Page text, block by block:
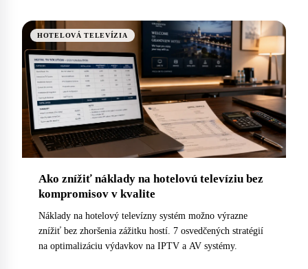
HOTELOVÁ TELEVÍZIA
Ako znížiť náklady na hotelovú televíziu bez
kompromisov v kvalite
Náklady na hotelový televízny systém možno výrazne
znížiť bez zhoršenia zážitku hostí. 7 osvedčených stratégií
na optimalizáciu výdavkov na IPTV a AV systémy.